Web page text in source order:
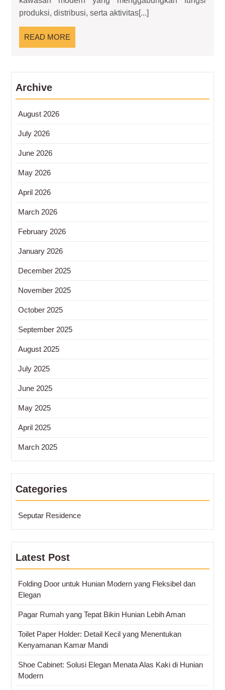
Pengembangan
Kawasan
produksi, distribusi, serta aktivitas[...]
READ MORE
MORE
Archive
August 2026
July 2026
June 2026
May 2026
April 2026
March 2026
February 2026
January 2026
December 2025
November 2025
October 2025
September 2025
August 2025
July 2025
June 2025
May 2025
April 2025
March 2025
Categories
Seputar Residence
Latest Post
Folding Door untuk Hunian Modern yang Fleksibel dan
Elegan
Pagar Rumah yang Tepat Bikin Hunian Lebih Aman
Toilet Paper Holder: Detail Kecil yang Menentukan
Kenyamanan Kamar Mandi
Shoe Cabinet: Solusi Elegan Menata Alas Kaki di Hunian
Modern